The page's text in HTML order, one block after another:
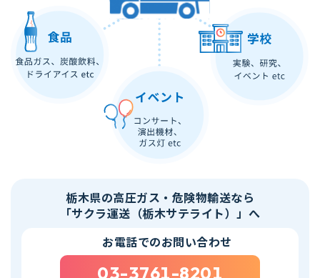
栃木県の高圧ガス・危険物輸送なら
「サクラ運送（栃木サテライト）」へ
お電話でのお問い合わせ
03-3761-8201